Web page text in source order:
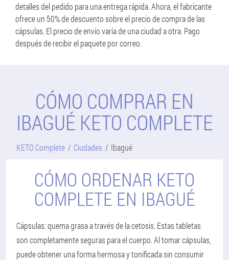
detalles del pedido para una entrega rápida. Ahora, el fabricante
ofrece un 50% de descuento sobre el precio de compra de las
cápsulas. El precio de envío varía de una ciudad a otra. Pago
después de recibir el paquete por correo.
CÓMO COMPRAR EN
IBAGUÉ KETO COMPLETE
KETO Complete Ciudades Ibagué
CÓMO ORDENAR KETO
COMPLETE EN IBAGUÉ
Cápsulas: quema grasa a través de la cetosis. Estas tabletas
son completamente seguras para el cuerpo. Al tomar cápsulas,
puede obtener una forma hermosa y tonificada sin consumir